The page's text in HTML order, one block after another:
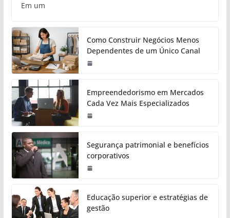
Em um
Como Construir Negócios Menos
Dependentes de um Único Canal
Empreendedorismo em Mercados
Cada Vez Mais Especializados
Segurança patrimonial e benefícios
corporativos
Educação superior e estratégias de
gestão